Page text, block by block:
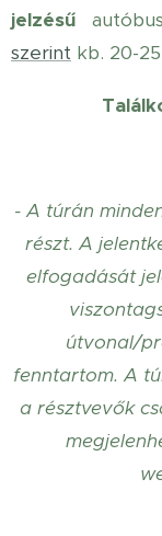
jelzésű
szerint kb. 20-
- A túrán
részt. A
elfogadását
útvonal/
fenntartom. A
a résztvevők